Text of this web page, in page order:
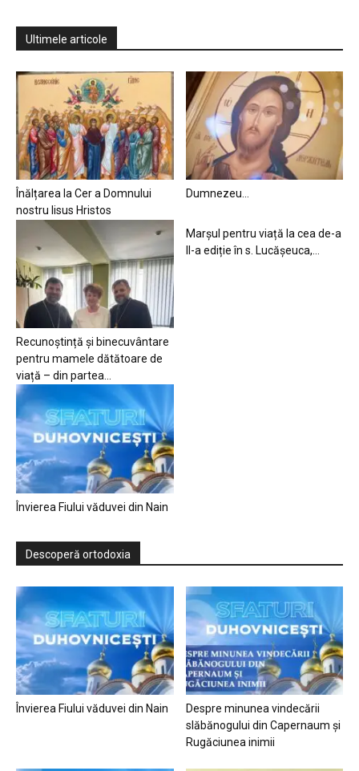
Ultimele articole
Înălțarea la Cer a Domnului
nostru Iisus Hristos
Dumnezeu…
Recunoștință și binecuvântare
pentru mamele dătătoare de
viață – din partea...
Marșul pentru viață la cea de-a
II-a ediție în s. Lucășeuca,...
Învierea Fiului văduvei din Nain
Descoperă ortodoxia
Învierea Fiului văduvei din Nain
Despre minunea vindecării
slăbănogului din Capernaum și
Rugăciunea inimii